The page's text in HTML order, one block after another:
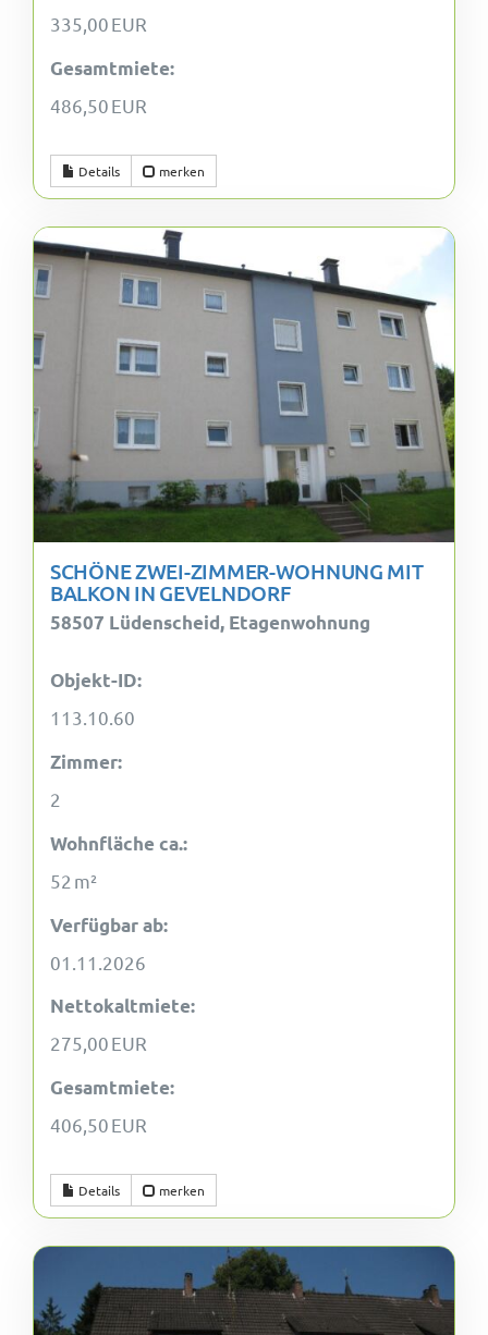
335,00 EUR
Gesamtmiete:
486,50 EUR
Details merken
SCHÖNE ZWEI-ZIMMER-WOHNUNG MIT
BALKON IN GEVELNDORF
58507 Lüdenscheid, Etagenwohnung
Objekt-ID:
113.10.60
Zimmer:
2
Wohnfläche ca.:
52 m²
Verfügbar ab:
01.11.2026
Nettokaltmiete:
275,00 EUR
Gesamtmiete:
406,50 EUR
Details merken